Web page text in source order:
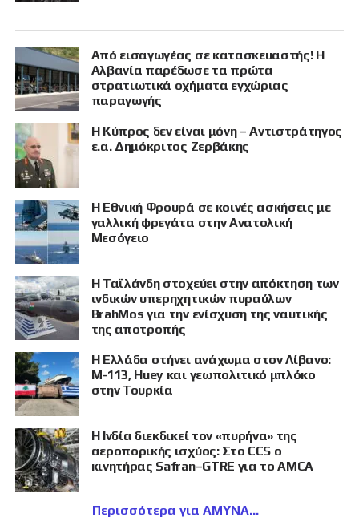
Από εισαγωγέας σε κατασκευαστής! Η
Αλβανία παρέδωσε τα πρώτα
στρατιωτικά οχήματα εγχώριας
παραγωγής
Η Κύπρος δεν είναι μόνη – Αντιστράτηγος
ε.α. Δημόκριτος Ζερβάκης
Η Εθνική Φρουρά σε κοινές ασκήσεις με
γαλλική φρεγάτα στην Ανατολική
Μεσόγειο
Η Ταϊλάνδη στοχεύει στην απόκτηση των
ινδικών υπερηχητικών πυραύλων
BrahMos για την ενίσχυση της ναυτικής
της αποτροπής
Η Ελλάδα στήνει ανάχωμα στον Λίβανο:
M-113, Huey και γεωπολιτικό μπλόκο
στην Τουρκία
Η Ινδία διεκδικεί τον «πυρήνα» της
αεροπορικής ισχύος: Στο CCS ο
κινητήρας Safran–GTRE για το AMCA
Περισσότερα για ΑΜΥΝΑ